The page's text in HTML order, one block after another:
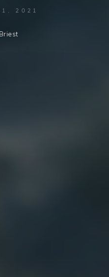
2021